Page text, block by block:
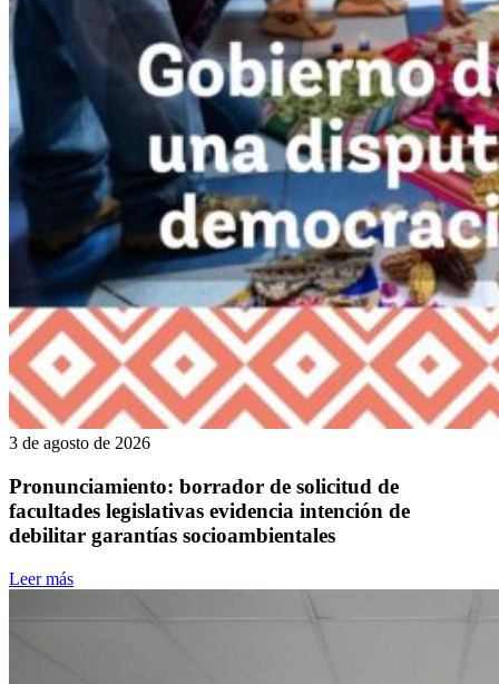
3 de agosto de 2026
Pronunciamiento: borrador de solicitud de
facultades legislativas evidencia intención de
debilitar garantías socioambientales
Leer más